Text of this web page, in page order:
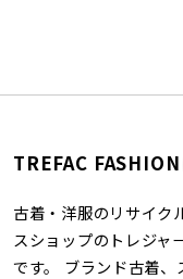
TREFAC
古着・洋服のリサイク
スショップのトレジャ
です。 ブランド古着